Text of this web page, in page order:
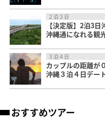
２泊３日
【決定版】2泊3日
沖縄通になれる観
３泊４日
カップルの距離が
沖縄３泊４日デー
おすすめツアー